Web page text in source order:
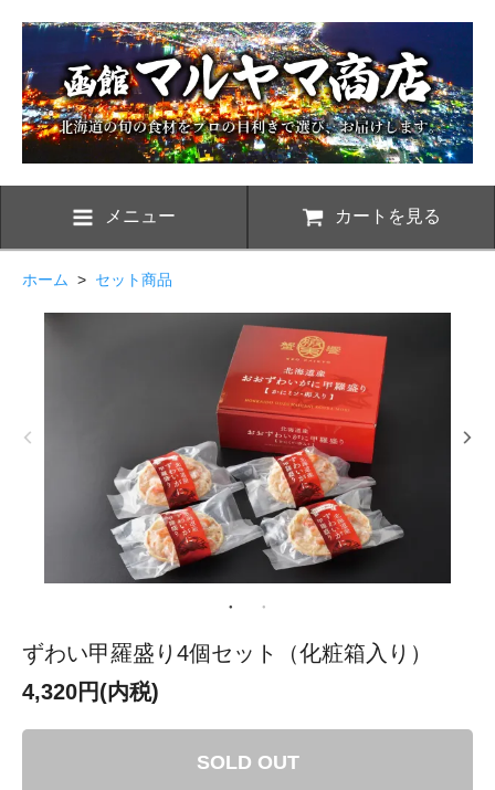
メニュー カートを見る
ホーム > セット商品
ずわい甲羅盛り4個セット（化粧箱入り）
4,320円(内税)
SOLD OUT